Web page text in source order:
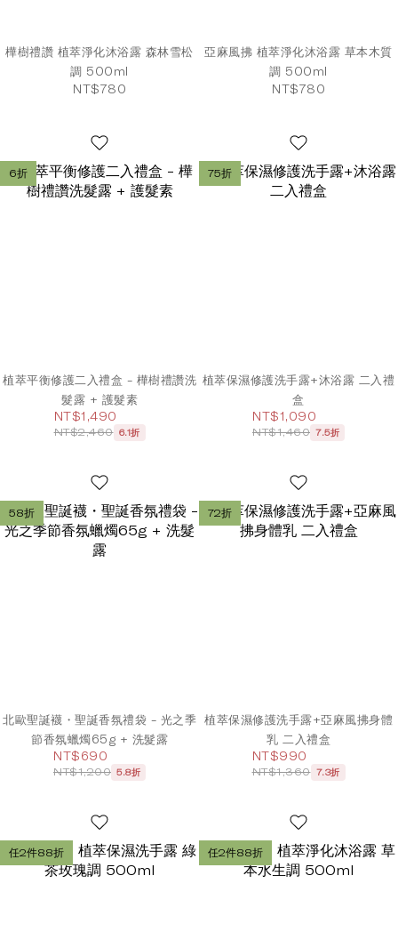
樺樹禮讚 植萃淨化沐浴露 森林雪松
調 500ml
NT$780
亞麻風拂 植萃淨化沐浴露 草本木質
調 500ml
NT$780
6折
植萃平衡修護二入禮盒 - 樺樹禮讚洗
髮露 + 護髮素
NT$1,490
NT$2,460 6.1折
75折
植萃保濕修護洗手露+沐浴露 二入禮
盒
NT$1,090
NT$1,460 7.5折
58折
北歐聖誕襪・聖誕香氛禮袋 - 光之季
節香氛蠟燭65g + 洗髮露
NT$690
NT$1,200 5.8折
72折
植萃保濕修護洗手露+亞麻風拂身體
乳 二入禮盒
NT$990
NT$1,360 7.3折
任2件88折 任2件88折